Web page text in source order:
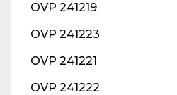
OVP 241219
OVP 241223
OVP 241221
OVP 241222